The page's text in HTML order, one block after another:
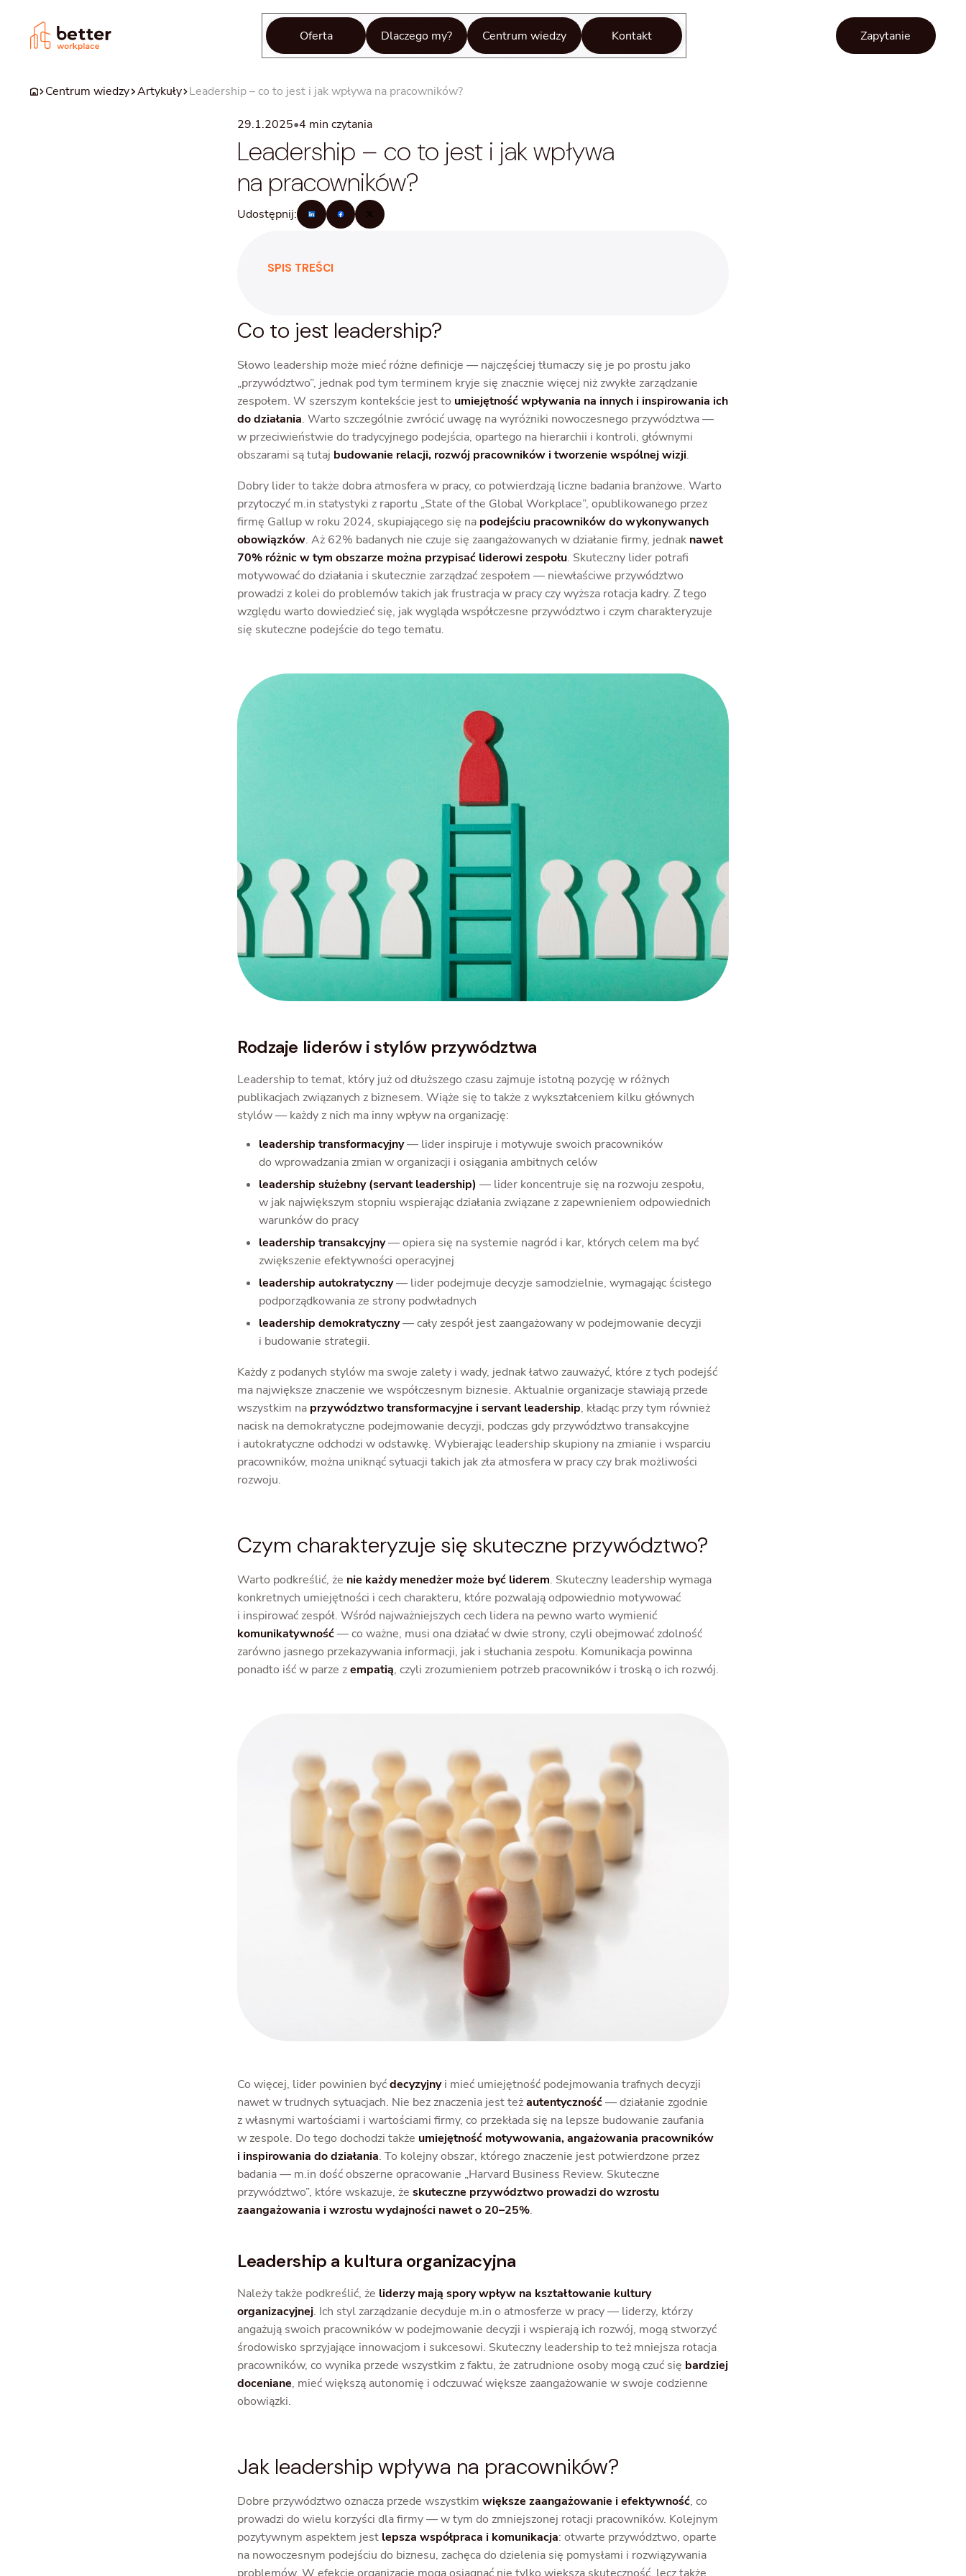
Oferta Dlaczego my? Centrum wiedzy Kontakt Zapytanie
Centrum wiedzy Artykuły Leadership – co to jest i jak wpływa na pracowników?
29.1.2025•4 min czytania
Leadership – co to jest i jak wpływa
na pracowników?
Udostępnij:
SPIS TREŚCI
Co to jest leadership?
Słowo leadership może mieć różne definicje — najczęściej tłumaczy się je po prostu jako
„przywództwo”, jednak pod tym terminem kryje się znacznie więcej niż zwykłe zarządzanie
zespołem. W szerszym kontekście jest to umiejętność wpływania na innych i inspirowania ich
do działania. Warto szczególnie zwrócić uwagę na wyróżniki nowoczesnego przywództwa —
w przeciwieństwie do tradycyjnego podejścia, opartego na hierarchii i kontroli, głównymi
obszarami są tutaj budowanie relacji, rozwój pracowników i tworzenie wspólnej wizji.
Dobry lider to także dobra atmosfera w pracy, co potwierdzają liczne badania branżowe. Warto
przytoczyć m.in statystyki z raportu „State of the Global Workplace”, opublikowanego przez
firmę Gallup w roku 2024, skupiającego się na podejściu pracowników do wykonywanych
obowiązków. Aż 62% badanych nie czuje się zaangażowanych w działanie firmy, jednak nawet
70% różnic w tym obszarze można przypisać liderowi zespołu. Skuteczny lider potrafi
motywować do działania i skutecznie zarządzać zespołem — niewłaściwe przywództwo
prowadzi z kolei do problemów takich jak frustracja w pracy czy wyższa rotacja kadry. Z tego
względu warto dowiedzieć się, jak wygląda współczesne przywództwo i czym charakteryzuje
się skuteczne podejście do tego tematu.
Rodzaje liderów i stylów przywództwa
Leadership to temat, który już od dłuższego czasu zajmuje istotną pozycję w różnych
publikacjach związanych z biznesem. Wiąże się to także z wykształceniem kilku głównych
stylów — każdy z nich ma inny wpływ na organizację:
leadership transformacyjny— lider inspiruje i motywuje swoich pracowników
do wprowadzania zmian w organizacji i osiągania ambitnych celów
leadership służebny (servant leadership) — lider koncentruje się na rozwoju zespołu,
w jak największym stopniu wspierając działania związane z zapewnieniem odpowiednich
warunków do pracy
leadership transakcyjny— opiera się na systemie nagród i kar, których celem ma być
zwiększenie efektywności operacyjnej
leadership autokratyczny— lider podejmuje decyzje samodzielnie, wymagając ścisłego
podporządkowania ze strony podwładnych
leadership demokratyczny— cały zespół jest zaangażowany w podejmowanie decyzji
i budowanie strategii.
Każdy z podanych stylów ma swoje zalety i wady, jednak łatwo zauważyć, które z tych podejść
ma największe znaczenie we współczesnym biznesie. Aktualnie organizacje stawiają przede
wszystkim na przywództwo transformacyjne i servant leadership, kładąc przy tym również
nacisk na demokratyczne podejmowanie decyzji, podczas gdy przywództwo transakcyjne
i autokratyczne odchodzi w odstawkę. Wybierając leadership skupiony na zmianie i wsparciu
pracowników, można uniknąć sytuacji takich jak zła atmosfera w pracy czy brak możliwości
rozwoju.
Czym charakteryzuje się skuteczne przywództwo?
Warto podkreślić, że nie każdy menedżer może być liderem. Skuteczny leadership wymaga
konkretnych umiejętności i cech charakteru, które pozwalają odpowiednio motywować
i inspirować zespół. Wśród najważniejszych cech lidera na pewno warto wymienić
komunikatywność— co ważne, musi ona działać w dwie strony, czyli obejmować zdolność
zarówno jasnego przekazywania informacji, jak i słuchania zespołu. Komunikacja powinna
ponadto iść w parze zempatią, czyli zrozumieniem potrzeb pracowników i troską o ich rozwój.
Co więcej, lider powinien byćdecyzyjnyi mieć umiejętność podejmowania trafnych decyzji
nawet w trudnych sytuacjach. Nie bez znaczenia jest teżautentyczność— działanie zgodnie
z własnymi wartościami i wartościami firmy, co przekłada się na lepsze budowanie zaufania
w zespole. Do tego dochodzi także umiejętność motywowania, angażowania pracowników
i inspirowania do działania. To kolejny obszar, którego znaczenie jest potwierdzone przez
badania — m.in dość obszerne opracowanie „Harvard Business Review. Skuteczne
przywództwo”, które wskazuje, że skuteczne przywództwo prowadzi do wzrostu
zaangażowania i wzrostu wydajności nawet o 20–25%.
Leadership a kultura organizacyjna
Należy także podkreślić, że liderzy mają spory wpływ na kształtowanie kultury
organizacyjnej. Ich styl zarządzanie decyduje m.in o atmosferze w pracy — liderzy, którzy
angażują swoich pracowników w podejmowanie decyzji i wspierają ich rozwój, mogą stworzyć
środowisko sprzyjające innowacjom i sukcesowi. Skuteczny leadership to też mniejsza rotacja
pracowników, co wynika przede wszystkim z faktu, że zatrudnione osoby mogą czuć się bardziej
doceniane, mieć większą autonomię i odczuwać większe zaangażowanie w swoje codzienne
obowiązki.
Jak leadership wpływa na pracowników?
Dobre przywództwo oznacza przede wszystkim większe zaangażowanie i efektywność, co
prowadzi do wielu korzyści dla firmy — w tym do zmniejszonej rotacji pracowników. Kolejnym
pozytywnym aspektem jest lepsza współpraca i komunikacja: otwarte przywództwo, oparte
na nowoczesnym podejściu do biznesu, zachęca do dzielenia się pomysłami i rozwiązywania